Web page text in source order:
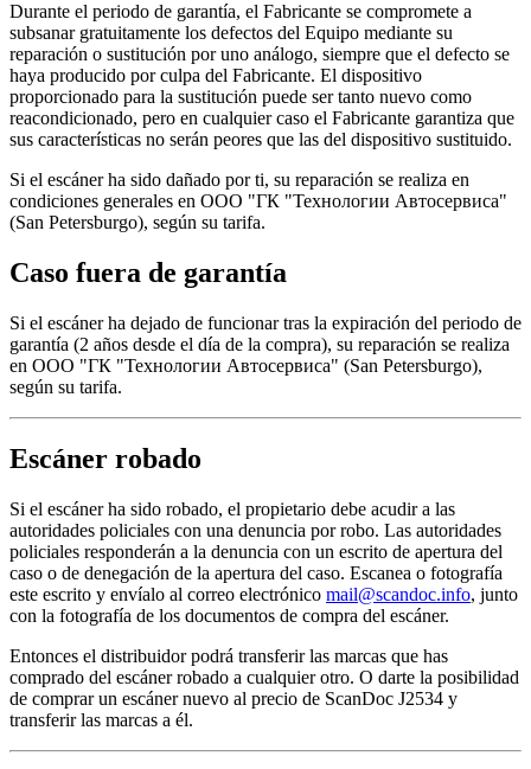
Durante el periodo de garantía, el Fabricante se compromete a
subsanar gratuitamente los defectos del Equipo mediante su
reparación o sustitución por uno análogo, siempre que el defecto se
haya producido por culpa del Fabricante. El dispositivo
proporcionado para la sustitución puede ser tanto nuevo como
reacondicionado, pero en cualquier caso el Fabricante garantiza que
sus características no serán peores que las del dispositivo sustituido.
Si el escáner ha sido dañado por ti, su reparación se realiza en
condiciones generales en ООО "ГК "Технологии Автосервиса"
(San Petersburgo), según su tarifa.
Caso fuera de garantía
Si el escáner ha dejado de funcionar tras la expiración del periodo de
garantía (2 años desde el día de la compra), su reparación se realiza
en ООО "ГК "Технологии Автосервиса" (San Petersburgo),
según su tarifa.
Escáner robado
Si el escáner ha sido robado, el propietario debe acudir a las
autoridades policiales con una denuncia por robo. Las autoridades
policiales responderán a la denuncia con un escrito de apertura del
caso o de denegación de la apertura del caso. Escanea o fotografía
este escrito y envíalo al correo electrónico mail@scandoc.info, junto
con la fotografía de los documentos de compra del escáner.
Entonces el distribuidor podrá transferir las marcas que has
comprado del escáner robado a cualquier otro. O darte la posibilidad
de comprar un escáner nuevo al precio de ScanDoc J2534 y
transferir las marcas a él.